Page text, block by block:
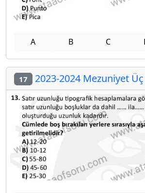
A B C
17 2023-2024 Mezuniyet Üç